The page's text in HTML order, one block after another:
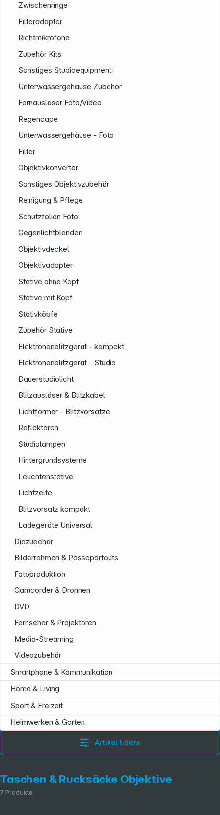
Zwischenringe
Filteradapter
Richtmikrofone
Zubehör Kits
Sonstiges Studioequipment
Unterwassergehäuse Zubehör
Fernauslöser Foto/Video
Regencape
Unterwassergehäuse - Foto
Filter
Objektivkonverter
Sonstiges Objektivzubehör
Reinigung & Pflege
Schutzfolien Foto
Gegenlichtblenden
Objektivdeckel
Objektivadapter
Stative ohne Kopf
Stative mit Kopf
Stativköpfe
Zubehör Stative
Elektronenblitzgerät - kompakt
Elektronenblitzgerät - Studio
Dauerstudiolicht
Blitzauslöser & Blitzkabel
Lichtformer - Blitzvorsätze
Reflektoren
Studiolampen
Hintergrundsysteme
Leuchtenstative
Lichtzelte
Blitzvorsatz kompakt
Ladegeräte Universal
Diazubehör
Bilderrahmen & Passepartouts
Fotoproduktion
Camcorder & Drohnen
DVD
Fernseher & Projektoren
Media-Streaming
Videozubehör
Smartphone & Kommunikation
Home & Living
Sport & Freizeit
Heimwerken & Garten
Artikel filtern
Taschen & Rucksäcke Objektive
7 Produkte